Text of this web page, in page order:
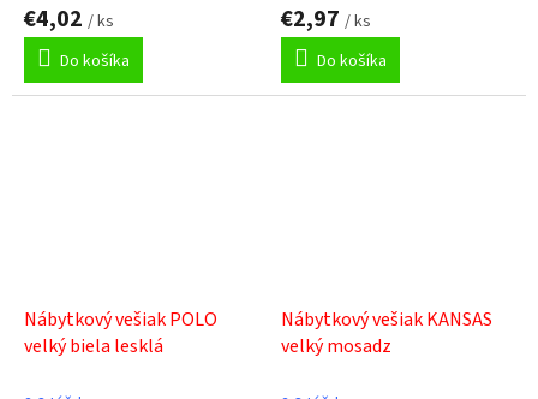
€4,02 / ks
Do košíka
€2,97 / ks
Do košíka
Nábytkový vešiak POLO
velký biela lesklá
Nábytkový vešiak KANSAS
velký mosadz